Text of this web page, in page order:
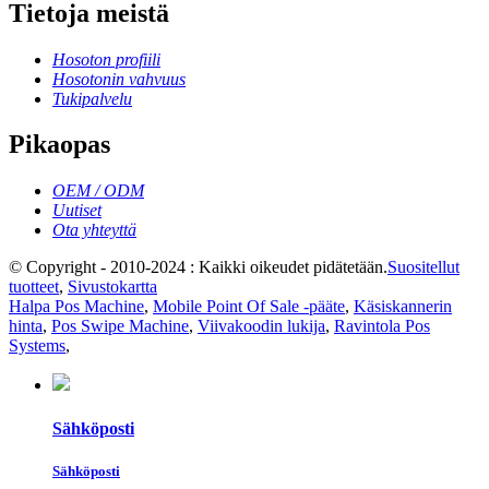
Tietoja meistä
Hosoton profiili
Hosotonin vahvuus
Tukipalvelu
Pikaopas
OEM / ODM
Uutiset
Ota yhteyttä
© Copyright - 2010-2024 : Kaikki oikeudet pidätetään.Suositellut
tuotteet, Sivustokartta
Halpa Pos Machine, Mobile Point Of Sale -pääte, Käsiskannerin
hinta, Pos Swipe Machine, Viivakoodin lukija, Ravintola Pos
Systems,
Sähköposti
Sähköposti